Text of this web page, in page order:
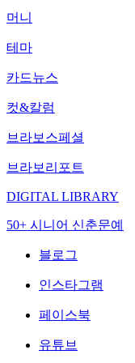
머니
테마
카드뉴스
컷&칼럼
브라보스페셜
브라보리포트
DIGITAL LIBRARY
50+ 시니어 신춘문예
블로그
인스타그램
페이스북
유튜브